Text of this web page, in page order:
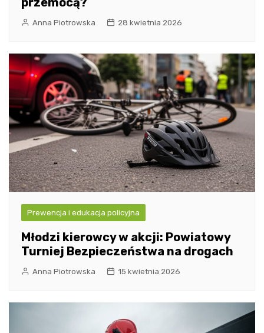
Anna Piotrowska 28 kwietnia 2026
Prewencja i edukacja policyjna
Młodzi kierowcy w akcji: Powiatowy
Turniej Bezpieczeństwa na drogach
Anna Piotrowska 15 kwietnia 2026